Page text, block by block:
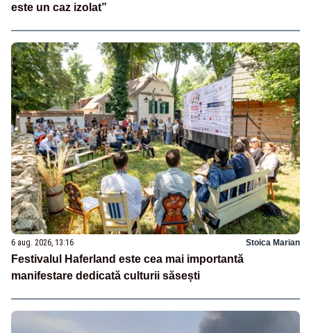
este un caz izolat”
6 aug. 2026, 13:16 Stoica Marian
Festivalul Haferland este cea mai importantă
manifestare dedicată culturii săsești